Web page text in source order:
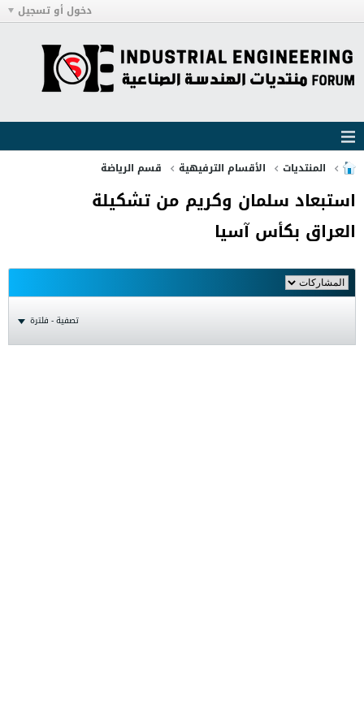
دخول أو تسجيل
المنتديات الأقسام الترفيهية قسم الرياضة
استبعاد سلمان وكريم من تشكيلة
العراق بكأس آسيا
تصفية - فلترة